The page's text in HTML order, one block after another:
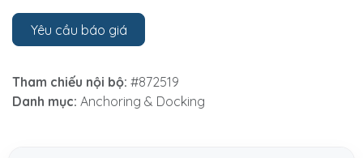
Yêu cầu báo giá
Tham chiếu nội bộ: #872519
Danh mục: Anchoring & Docking